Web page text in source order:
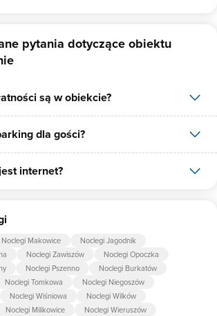
pytania dotyczące obiektu
są w obiekcie?
są następujące formy płatności: gotówka.
dla gości?
posiada bezpłatny parking dla gości na 6
internet?
Noclegi Makowice
Noclegi Jagodnik
Noclegi Zawiszów
Noclegi Opoczka
Noclegi Pszenno
Noclegi Burkatów
Noclegi Tomkowa
Noclegi Niegoszów
Noclegi Wiśniowa
Noclegi Wilków
Noclegi Milikowice
Noclegi Wieruszów